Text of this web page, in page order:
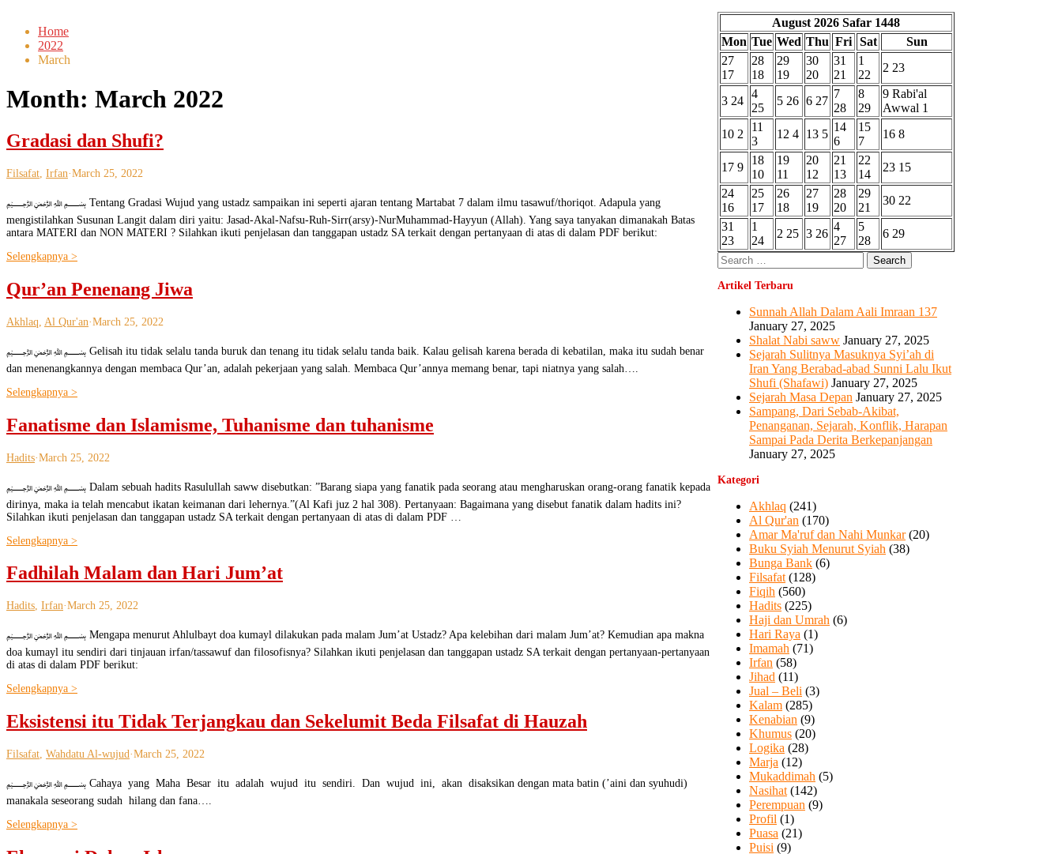
Home
2022
March
Month: March 2022
Gradasi dan Shufi?
Filsafat Irfan·March 25, 2022
﷽ Tentang Gradasi Wujud yang ustadz sampaikan ini seperti ajaran tentang Martabat 7 dalam ilmu tasawuf/thoriqot. Adapula yang
mengistilahkan Susunan Langit dalam diri yaitu: Jasad-Akal-Nafsu-Ruh-Sirr(arsy)-NurMuhammad-Hayyun (Allah). Yang saya tanyakan dimanakah Batas
antara MATERI dan NON MATERI ? Silahkan ikuti penjelasan dan tanggapan ustadz SA terkait dengan pertanyaan di atas di dalam PDF berikut:
Selengkapnya >
Qur’an Penenang Jiwa
Akhlaq Al Qur'an·March 25, 2022
﷽ Gelisah itu tidak selalu tanda buruk dan tenang itu tidak selalu tanda baik. Kalau gelisah karena berada di kebatilan, maka itu sudah benar
dan menenangkannya dengan membaca Qur’an, adalah pekerjaan yang salah. Membaca Qur’annya memang benar, tapi niatnya yang salah….
Selengkapnya >
Fanatisme dan Islamisme, Tuhanisme dan tuhanisme
Hadits·March 25, 2022
﷽ Dalam sebuah hadits Rasulullah saww disebutkan: ”Barang siapa yang fanatik pada seorang atau mengharuskan orang-orang fanatik kepada
dirinya, maka ia telah mencabut ikatan keimanan dari lehernya.”(Al Kafi juz 2 hal 308). Pertanyaan: Bagaimana yang disebut fanatik dalam hadits ini?
Silahkan ikuti penjelasan dan tanggapan ustadz SA terkait dengan pertanyaan di atas di dalam PDF …
Selengkapnya >
Fadhilah Malam dan Hari Jum’at
Hadits, Irfan·March 25, 2022
﷽ Mengapa menurut Ahlulbayt doa kumayl dilakukan pada malam Jum’at Ustadz? Apa kelebihan dari malam Jum’at? Kemudian apa makna
doa kumayl itu sendiri dari tinjauan irfan/tassawuf dan filosofisnya? Silahkan ikuti penjelasan dan tanggapan ustadz SA terkait dengan pertanyaan-pertanyaan
di atas di dalam PDF berikut:
Selengkapnya >
Eksistensi itu Tidak Terjangkau dan Sekelumit Beda Filsafat di Hauzah
Filsafat, Wahdatu Al-wujud·March 25, 2022
﷽ Cahaya yang Maha Besar itu adalah wujud itu sendiri. Dan wujud ini, akan disaksikan dengan mata batin (’aini dan syuhudi)
manakala seseorang sudah hilang dan fana….
Selengkapnya >
August 2026 Safar 1448
Mon Tue Wed Thu Fri Sat
Sun
27
17
28
18
29
19
30
20
31
21
1
22
2 23
3 24
4
25
5 26 6 27
7
28
8
29
9 Rabi'al
Awwal 1
10 2
11
3
12 4 13 5
14
6
15
7
16 8
17 9
18
10
19
11
20
12
21
13
22
14
23 15
24
16
25
17
26
18
27
19
28
20
29
21
30 22
31
23
1
24
2 25 3 26
4
27
5
28
6 29
Search
for:
Artikel Terbaru
Sunnah Allah Dalam Aali Imraan 137
January 27, 2025
Shalat Nabi saww January 27, 2025
Sejarah Sulitnya Masuknya Syi’ah di
Iran Yang Berabad-abad Sunni Lalu Ikut
Shufi (Shafawi) January 27, 2025
Sejarah Masa Depan January 27, 2025
Sampang, Dari Sebab-Akibat,
Penanganan, Sejarah, Konflik, Harapan
Sampai Pada Derita Berkepanjangan
January 27, 2025
Kategori
Akhlaq (241)
Al Qur'an (170)
Amar Ma'ruf dan Nahi Munkar(20)
Buku Syiah Menurut Syiah (38)
Bunga Bank (6)
Filsafat (128)
Fiqih (560)
Hadits (225)
Haji dan Umrah (6)
Hari Raya (1)
Imamah (71)
Irfan (58)
Jihad (11)
Jual – Beli (3)
Kalam (285)
Kenabian (9)
Khumus (20)
Logika (28)
Marja (12)
Mukaddimah (5)
Nasihat (142)
Perempuan (9)
Profil (1)
Puasa (21)
Puisi (9)